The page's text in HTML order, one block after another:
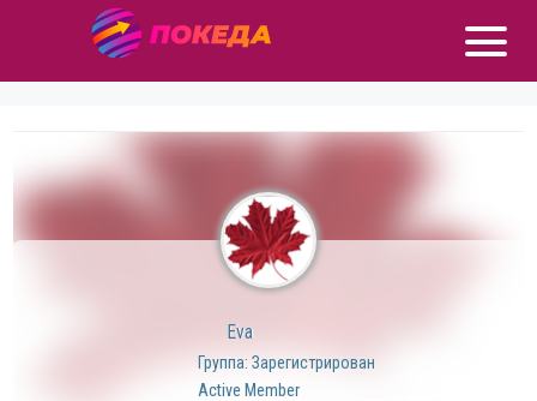
Eva
Группа: Зарегистрирован
Active Member